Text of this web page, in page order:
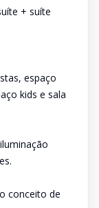
+ suíte
espaço
kids e sala
conceito de